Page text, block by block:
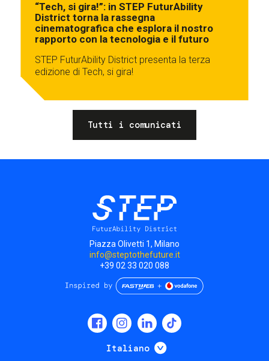
“Tech, si gira!”: in STEP FuturAbility
District torna la rassegna
cinematografica che esplora il nostro
rapporto con la tecnologia e il futuro
STEP FuturAbility District presenta la terza
edizione di Tech, si gira!
Tutti i comunicati
Piazza Olivetti 1, Milano
info@steptothefuture.it
+39 02 33 020 088
Italiano Mostra ulteriori